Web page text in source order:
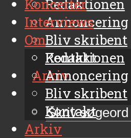
Redaktionen
Annoncering
Bliv skribent
Kontakt
Arkiv
Koncerter
Interviews
Om
Redaktionen
Annoncering
Bliv skribent
Kontakt
Arkiv